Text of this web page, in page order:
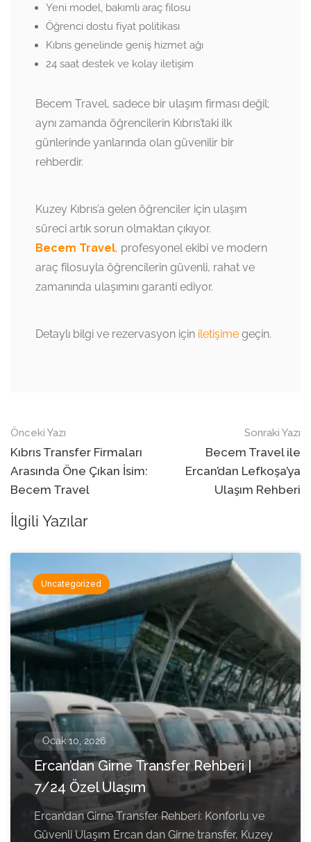
Yeni model, bakımlı araç filosu
Öğrenci dostu fiyat politikası
Kıbrıs genelinde geniş hizmet ağı
24 saat destek ve kolay iletişim
Becem Travel, sadece bir ulaşım firması değil;
aynı zamanda öğrencilerin Kıbrıs’taki ilk
günlerinde yanlarında olan güvenilir bir
rehberdir.
Kuzey Kıbrıs’a gelen öğrenciler için ulaşım
süreci artık sorun olmaktan çıkıyor.
Becem Travel, profesyonel ekibi ve modern
araç filosuyla öğrencilerin güvenli, rahat ve
zamanında ulaşımını garanti ediyor.
Detaylı bilgi ve rezervasyon için iletişime geçin.
Navigasyon
sonrası
Önceki Yazı
Kıbrıs Transfer Firmaları
Arasında Öne Çıkan İsim:
Becem Travel
Sonraki Yazı
Becem Travel ile
Ercan’dan Lefkoşa’ya
Ulaşım Rehberi
İlgili Yazılar
Uncategorized
Ocak 10, 2026
Ercan’dan Girne Transfer Rehberi |
7/24 Özel Ulaşım
Ercan’dan Girne Transfer Rehberi: Konforlu ve
Güvenli Ulaşım Ercan dan Girne transfer, Kuzey